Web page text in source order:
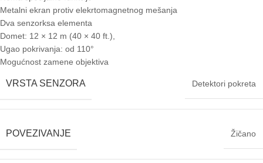
Metalni ekran protiv elekrtomagnetnog mešanja
Dva senzorksa elementa
Domet: 12 × 12 m (40 × 40 ft.),
Ugao pokrivanja: od 110°
Mogućnost zamene objektiva
VRSTA SENZORA Detektori pokreta
POVEZIVANJE Žičano